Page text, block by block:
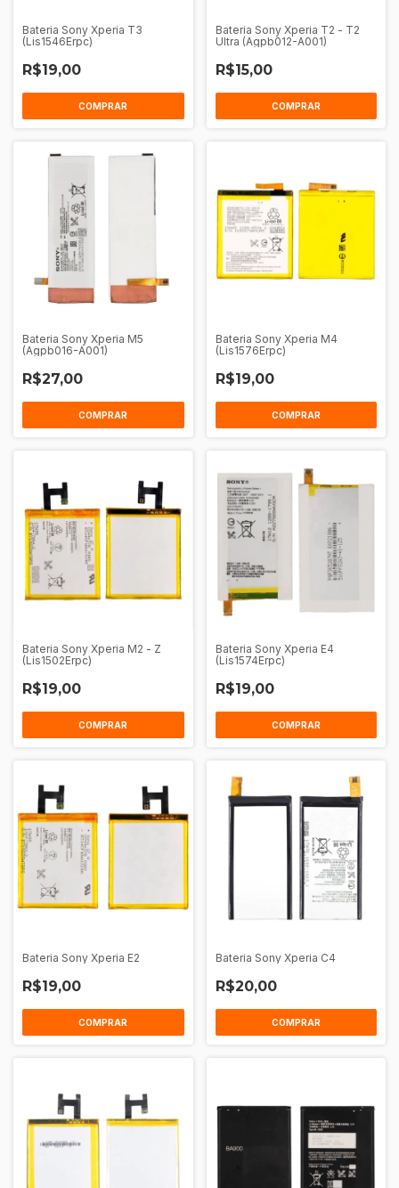
Bateria Sony Xperia T3
(Lis1546Erpc)
R$19,00
COMPRAR
Bateria Sony Xperia T2 - T2
Ultra (Agpb012-A001)
R$15,00
COMPRAR
Bateria Sony Xperia M5
(Agpb016-A001)
R$27,00
COMPRAR
Bateria Sony Xperia M4
(Lis1576Erpc)
R$19,00
COMPRAR
Bateria Sony Xperia M2 - Z
(Lis1502Erpc)
R$19,00
COMPRAR
Bateria Sony Xperia E4
(Lis1574Erpc)
R$19,00
COMPRAR
Bateria Sony Xperia E2
R$19,00
COMPRAR
Bateria Sony Xperia C4
R$20,00
COMPRAR